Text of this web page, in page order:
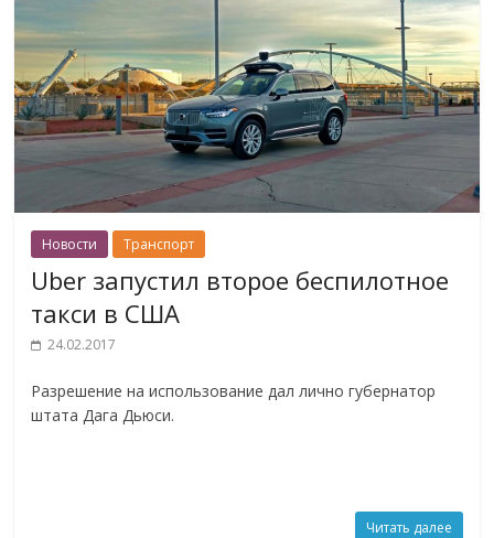
Новости Транспорт
Uber запустил второе беспилотное
такси в США
24.02.2017
Разрешение на использование дал лично губернатор
штата Дага Дьюси.
Читать далее